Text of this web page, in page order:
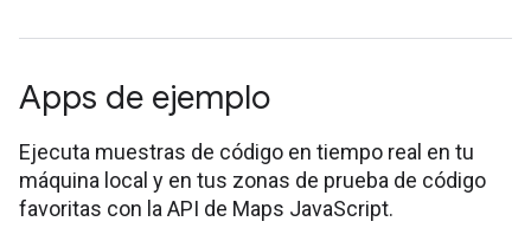
Apps de ejemplo
Ejecuta muestras de código en tiempo real en tu
máquina local y en tus zonas de prueba de código
favoritas con la API de Maps JavaScript.